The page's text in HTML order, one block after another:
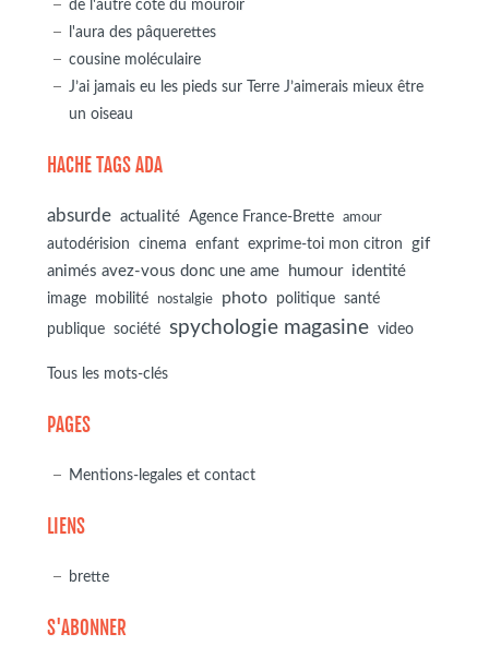
de l'autre côté du mouroir
l'aura des pâquerettes
cousine moléculaire
J’ai jamais eu les pieds sur Terre J’aimerais mieux être
un oiseau
HACHE TAGS ADA
absurde actualité Agence France-Brette amour
autodérision cinema enfant exprime-toi mon citron
gif
animés avez-vous donc une ame
humour identité
image mobilité nostalgie photo politique
santé
publique
société spychologie magasine video
Tous les mots-clés
PAGES
Mentions-legales et contact
LIENS
brette
S'ABONNER